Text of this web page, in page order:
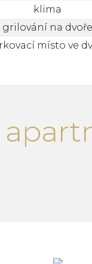
klima
grilování na dvoře
místo ve